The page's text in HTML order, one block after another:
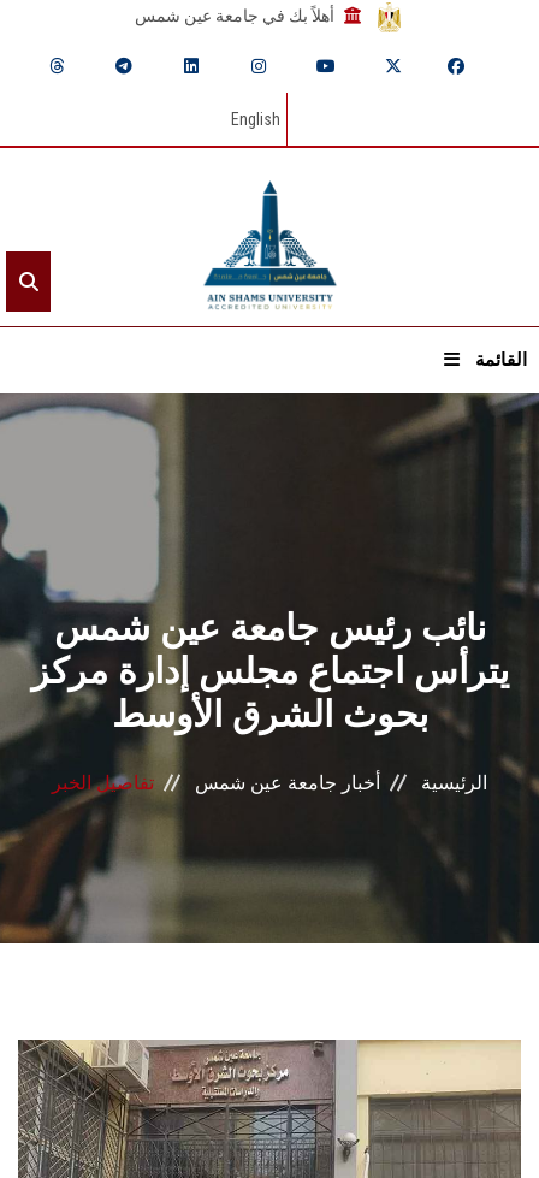
أهلاً بك في جامعة عين شمس
English
القائمة
الرئيسيـة
القطاعـات
الشئون الأكاديمية
البحث العلمي
المراكز والوحدات
الأنظمة الذكية
الطلاب
هيئة التدريس
نائب رئيس جامعة عين شمس
يترأس اجتماع مجلس إدارة مركز
بحوث الشرق الأوسط
الرئيسية أخبار جامعة عين شمس تفاصيل الخبر